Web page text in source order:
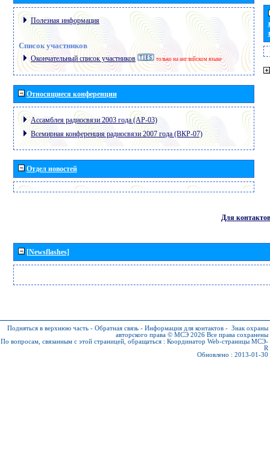
Полезная информация
Список участников
Окончательный список участников только на английском языке
Относящиеся конференции
Ассамблея радиосвязи 2003 года (АР-03)
Всемирная конференция радиосвязи 2007 года (ВКР-07)
Отдел новостей
Для контактов
[Newsflashes]
Подняться в верхнюю часть - Обратная связь - Информация для контактов - Знак охраны
авторского права © МСЭ 2026 Все права сохранены
По вопросам, связанным с этой страницей, обращаться : Координатор Web-страницы МСЭ-
R
Обновлено : 2013-01-30